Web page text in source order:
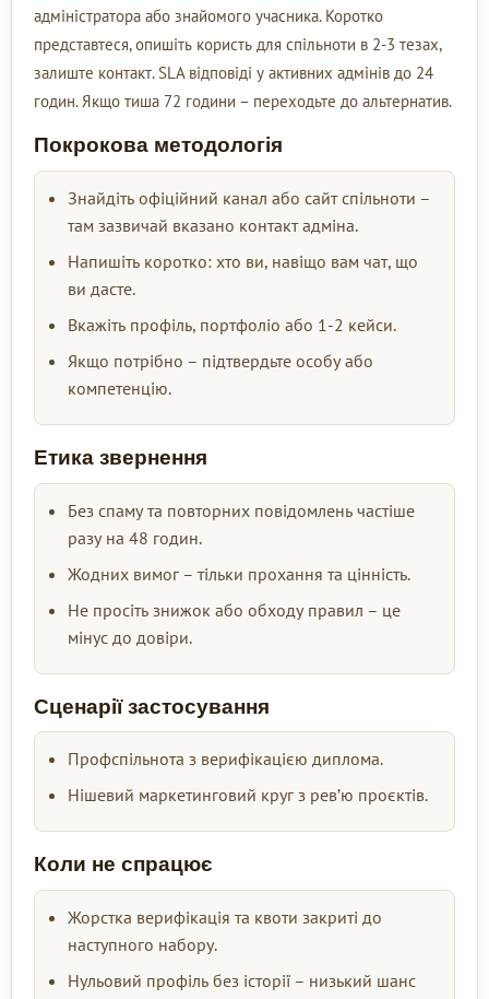
адміністратора або знайомого учасника. Коротко
представтеся, опишіть користь для спільноти в 2-3 тезах,
залиште контакт. SLA відповіді у активних адмінів до 24
годин. Якщо тиша 72 години – переходьте до альтернатив.
Покрокова методологія
Знайдіть офіційний канал або сайт спільноти –
там зазвичай вказано контакт адміна.
Напишіть коротко: хто ви, навіщо вам чат, що
ви дасте.
Вкажіть профіль, портфоліо або 1-2 кейси.
Якщо потрібно – підтвердьте особу або
компетенцію.
Етика звернення
Без спаму та повторних повідомлень частіше
разу на 48 годин.
Жодних вимог – тільки прохання та цінність.
Не просіть знижок або обходу правил – це
мінус до довіри.
Сценарії застосування
Профспільнота з верифікацією диплома.
Нішевий маркетинговий круг з рев’ю проєктів.
Коли не спрацює
Жорстка верифікація та квоти закриті до
наступного набору.
Нульовий профіль без історії – низький шанс